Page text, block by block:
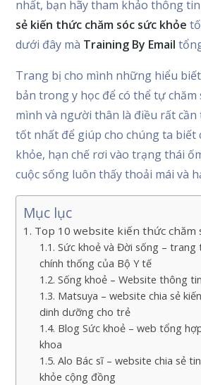
nhất, bạn hãy tham khảo thông
sẻ kiến thức chăm sóc sức khỏe
dưới đây mà Training By Email
Trang bị cho mình những hiểu
bản trong y học để có thể tự chăm
mình và người thân là điều rất cần
tốt nhất để giúp cho chúng ta biết
khỏe, hạn chế rơi vào trạng thái
cuộc sống luôn thấy thoải mái và
Mục lục
Top 10 website kiến thức chăm
Sức khoẻ và Đời sống –
chính thống của Bộ Y tế
Sống khoẻ – Website thông
Matsuya – website chia sẻ
dinh dưỡng cho trẻ
Blog Sức khoẻ – web tổng
khoa
Alo Bác sĩ – website chia sẻ
khỏe cộng đồng